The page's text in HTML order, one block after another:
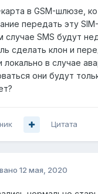
в GSM-шлюзе,
передать эту
случае SMS будут
сделать клон и
в случае
они будут
Цитата
12 мая, 2020